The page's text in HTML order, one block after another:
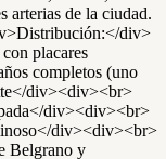
arterias de la ciudad.
div>
placares
completos (uno
div><div><br>
div><div><br>
div><div><br>
Belgrano y